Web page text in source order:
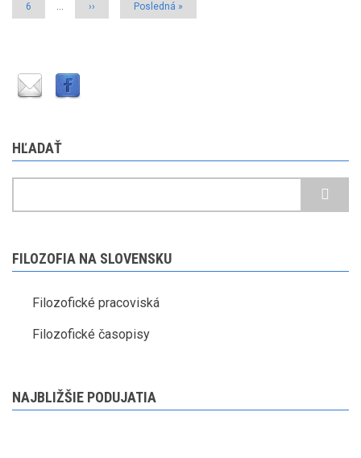
Strana
6 …
Ďalšia
strana
››
Posledná
strana
Posledná »
HĽADAŤ
FILOZOFIA NA SLOVENSKU
Filozofické pracoviská
Filozofické časopisy
NAJBLIŽŠIE PODUJATIA